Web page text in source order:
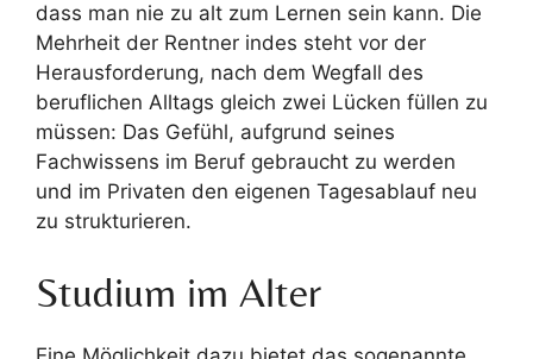
dass man nie zu alt zum Lernen sein kann. Die
Mehrheit der Rentner indes steht vor der
Herausforderung, nach dem Wegfall des
beruflichen Alltags gleich zwei Lücken füllen zu
müssen: Das Gefühl, aufgrund seines
Fachwissens im Beruf gebraucht zu werden
und im Privaten den eigenen Tagesablauf neu
zu strukturieren.
Studium im Alter